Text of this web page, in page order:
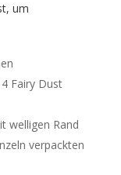
um
Fairy Dust
welligen Rand
verpackten